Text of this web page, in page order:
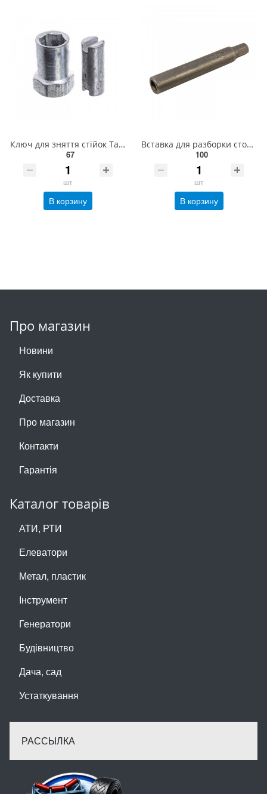
Ключ для зняття стійок Таврія, Ланос (Харків) СТТАВР
67
шт
В корзину
Вставка для разборки стойки амортизатора (Seat, Fiat, Citroen, Peugeot, Ford, Opel, Renault, JAP, PK
100
шт
В корзину
Про магазин
Новини
Як купити
Доставка
Про магазин
Контакти
Гарантія
Каталог товарів
АТИ, РТИ
Елеватори
Метал, пластик
Інструмент
Генератори
Будівництво
Дача, сад
Устаткування
РАССЫЛКА